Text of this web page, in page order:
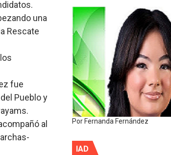
una
Rescate
fue
Pueblo y
al
Por Fernanda Fernández
IAD